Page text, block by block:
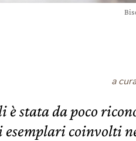
a
è stata da poco
esemplari coinvolti